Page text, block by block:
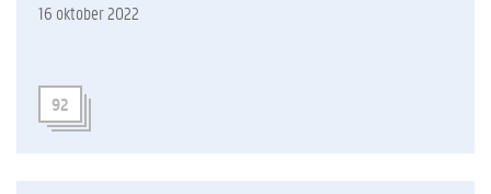
16 oktober 2022
92